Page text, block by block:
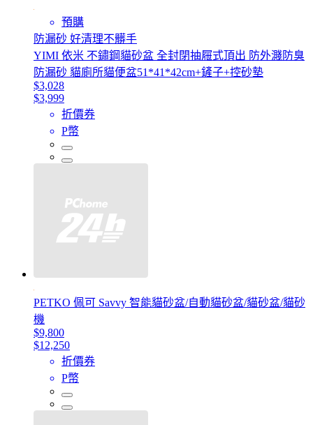
預購
防漏砂 好清理不髒手
YIMI 依米 不鏽鋼貓砂盆 全封閉抽屜式頂出 防外濺防臭
防漏砂 貓廁所貓便盆51*41*42cm+鏟子+控砂墊
$3,028
$3,999
折價券
P幣
PETKO 佩可 Savvy 智能貓砂盆/自動貓砂盆/貓砂盆/貓砂
機
$9,800
$12,250
折價券
P幣